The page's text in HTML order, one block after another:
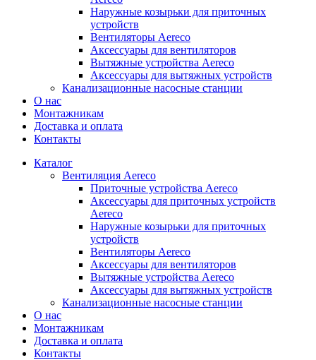
Наружные козырьки для приточных
устройств
Вентиляторы Aereco
Аксессуары для вентиляторов
Вытяжные устройства Aereco
Аксессуары для вытяжных устройств
Канализационные насосные станции
О нас
Монтажникам
Доставка и оплата
Контакты
Каталог
Вентиляция Aereco
Приточные устройства Aereco
Аксессуары для приточных устройств
Aereco
Наружные козырьки для приточных
устройств
Вентиляторы Aereco
Аксессуары для вентиляторов
Вытяжные устройства Aereco
Аксессуары для вытяжных устройств
Канализационные насосные станции
О нас
Монтажникам
Доставка и оплата
Контакты